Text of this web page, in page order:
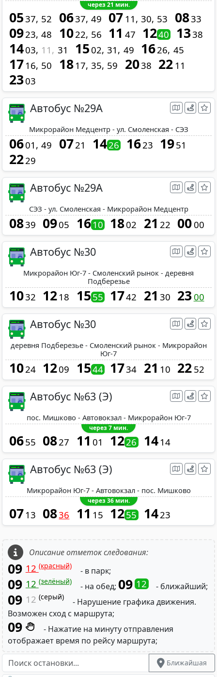
Ближайшая
через 21 мин.
0537 52 0637 49 07 11 30 53 0833
0923 48 1022 56 11 47 1240 1338
1403 11 31 15 02 31 49 1626 45
17 16 50 18 17 35 59 2038 22 11
2303
Автобус №29A
Микрорайон Медцентр - ул. Смоленская - СЭЗ
0601 49 0721 1426 1623 1951
2229
Автобус №29A
СЭЗ - ул. Смоленская - Микрорайон Медцентр
0839 0905 16 10 1802 21 22 00 00
Автобус №30
Микрорайон Юг-7 - Смоленский рынок - деревня
Подберезье
1032 12 18 15 55 1742 21 30 23 00
Автобус №30
деревня Подберезье - Смоленский рынок - Микрорайон
Юг-7
1024 1209 1544 1734 21 10 22 52
Автобус №63 (Э)
пос. Мишково - Автовокзал - Микрорайон Юг-7
через 7 мин.
0655 0827 11 01 1226 14 14
Автобус №63 (Э)
Микрорайон Юг-7 - Автовокзал - пос. Мишково
через 36 мин.
07 13 0836 11 15 1255 1423
Описание отметок следования:
09 12(красный) - в парк;
09 12(зелёный) - на обед; 09 12 - ближайший;
09 12 (серый)
- Нарушение графика движения.
Возможен сход с маршрута;
09
- Нажатие на минуту отправления
отображает время по рейсу маршрута;